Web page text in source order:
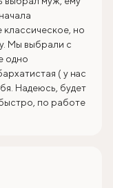
классическое, но
Мы выбрали с
одно
( у нас
Надеюсь, будет
по работе